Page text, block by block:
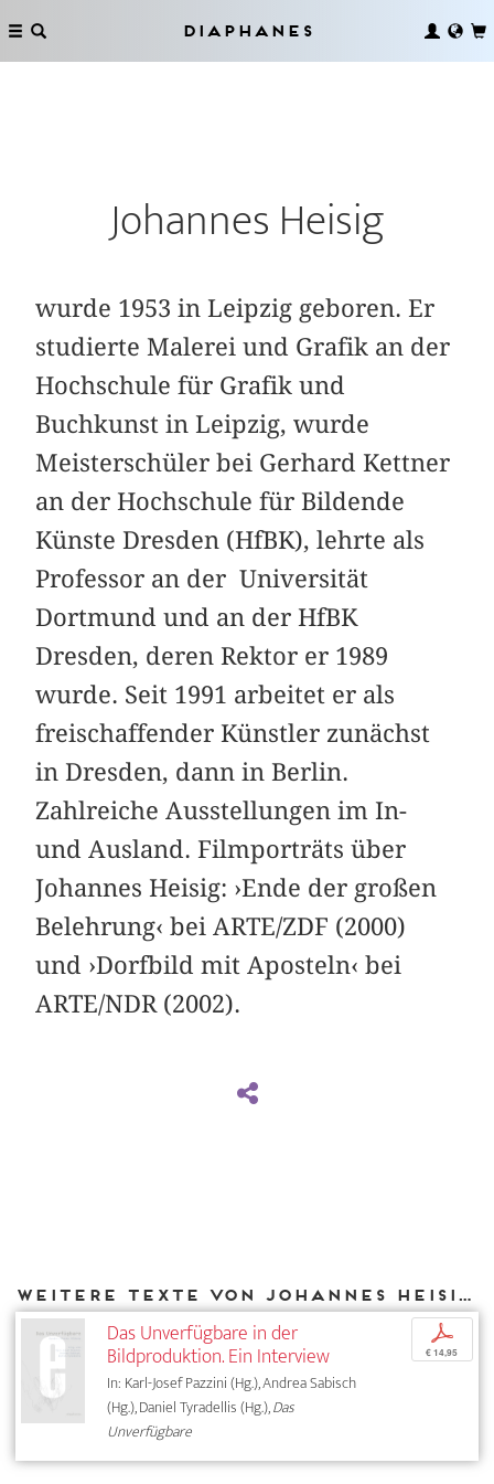
Diaphanes
Johannes Heisig
wurde 1953 in Leipzig geboren. Er
studierte Malerei und Grafik an der
Hochschule für Grafik und
Buchkunst in Leipzig, wurde
Meisterschüler bei Gerhard Kettner
an der Hochschule für Bildende
Künste Dresden (HfBK), lehrte als
Professor an der Universität
Dortmund und an der HfBK
Dresden, deren Rektor er 1989
wurde. Seit 1991 arbeitet er als
freischaffender Künstler zunächst
in Dresden, dann in Berlin.
Zahlreiche Ausstellungen im In-
und Ausland. Filmporträts über
Johannes Heisig: ›Ende der großen
Belehrung‹ bei ARTE/ZDF (2000)
und ›Dorfbild mit Aposteln‹ bei
ARTE/NDR (2002).
Weitere Texte von Johannes Heisig bei DIAPHANES
Das Unverfügbare in der
Bildproduktion. Ein Interview
In: Karl-Josef Pazzini (Hg.), Andrea Sabisch
(Hg.), Daniel Tyradellis (Hg.),Das
Unverfügbare
p
€ 14,95